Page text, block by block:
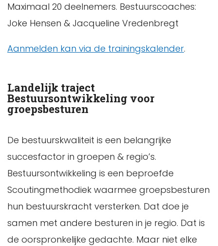
Maximaal 20 deelnemers. Bestuurscoaches:
Joke Hensen & Jacqueline Vredenbregt
Aanmelden kan via de trainingskalender.
Landelijk traject
Bestuursontwikkeling voor
groepsbesturen
De bestuurskwaliteit is een belangrijke
succesfactor in groepen & regio’s.
Bestuursontwikkeling is een beproefde
Scoutingmethodiek waarmee groepsbesturen
hun bestuurskracht versterken. Dat doe je
samen met andere besturen in je regio. Dat is
de oorspronkelijke gedachte. Maar niet elke